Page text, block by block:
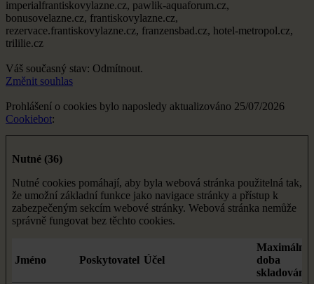
imperialfrantiskovylazne.cz, pawlik-aquaforum.cz,
bonusovelazne.cz, frantiskovylazne.cz,
rezervace.frantiskovylazne.cz, franzensbad.cz, hotel-metropol.cz,
trililie.cz
Váš současný stav: Odmítnout.
Změnit souhlas
Prohlášení o cookies bylo naposledy aktualizováno 25/07/2026
Cookiebot:
Nutné (36)
Nutné cookies pomáhají, aby byla webová stránka použitelná tak,
že umožní základní funkce jako navigace stránky a přístup k
zabezpečeným sekcím webové stránky. Webová stránka nemůže
správně fungovat bez těchto cookies.
Jméno Poskytovatel Účel
Maximální
doba
skladování